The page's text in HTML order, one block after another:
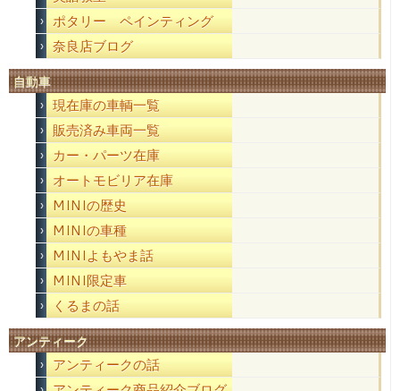
ポタリー ペインティング
奈良店ブログ
自動車
現在庫の車輌一覧
販売済み車両一覧
カー・パーツ在庫
オートモビリア在庫
MINIの歴史
MINIの車種
MINIよもやま話
MINI限定車
くるまの話
アンティーク
アンティークの話